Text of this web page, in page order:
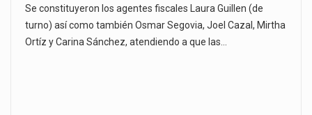
Se constituyeron los agentes fiscales Laura Guillen (de
turno) así como también Osmar Segovia, Joel Cazal, Mirtha
Ortíz y Carina Sánchez, atendiendo a que las…